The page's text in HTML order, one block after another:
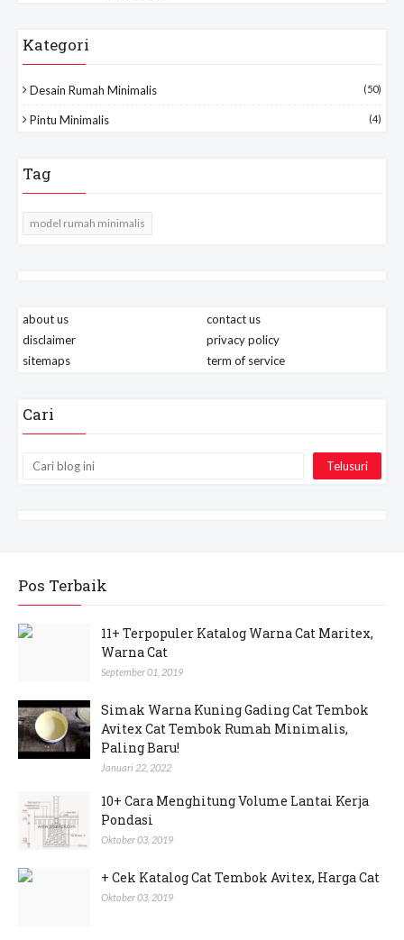
Kategori
Desain Rumah Minimalis (50)
Pintu Minimalis (4)
Tag
model rumah minimalis
about us
contact us
disclaimer
privacy policy
sitemaps
term of service
Cari
Pos Terbaik
11+ Terpopuler Katalog Warna Cat Maritex,
Warna Cat
September 01, 2019
Simak Warna Kuning Gading Cat Tembok
Avitex Cat Tembok Rumah Minimalis,
Paling Baru!
Januari 22, 2022
10+ Cara Menghitung Volume Lantai Kerja
Pondasi
Oktober 03, 2019
+ Cek Katalog Cat Tembok Avitex, Harga Cat
Oktober 03, 2019